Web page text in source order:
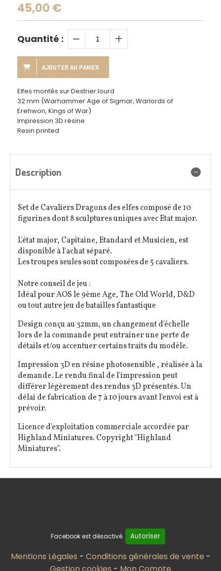
45,00 €
Quantité :
AJOUTER AU PANIER
Elfes montés sur Destrier lourd
32 mm (Warhammer Age of Sigmar, Warlords of
Erehwon, Kings of War)
Impression 3D résine
Resin printed
Description
Set de Cavaliers Dragons des elfes composé de 10
figurines dont 8 sculptures uniques avec Etat major.
L'état major, Capitaine, Etandard et Musicien, est
disponible à l'achat séparé.
Les troupes seules sont composées de 5 cavaliers.
Notre conseil de jeu :
Idéal pour AOS le 9ème Age, The Old World, D&D
ou tout autre jeu de batailles fantastique
Design conçu au 32mm, un changement d'échelle
lors de la commande peut entrainer une perte de
détails et/ou accentuer certains traits du modèle.
Impression 3D en résine photosensible , réalisée à la
demande. Le rendu final de l'impression peut
différer légèrement des rendus 3D présentés. Un
délai de fabrication de 7 à 10 jours avant l'envoi est à
prévoir.
Licence d'exploitation commerciale accordée par
Highland Miniatures. Copyright "Highland
Miniatures".
Facebook est désactivé. Autoriser
Mentions Légales
Conditions générales de vente